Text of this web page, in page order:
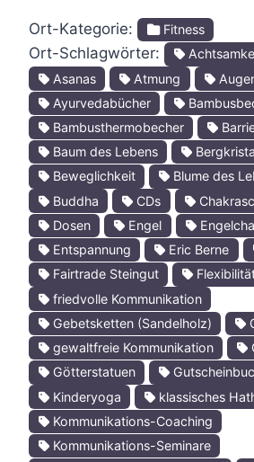
Ort-Kategorie: Fitness
Ort-Schlagwörter:
Asanas
Atmung
Ayurvedabücher
Bambusthermobecher
Baum des Lebens
Beweglichkeit
Blume des
Buddha
CDs
Dosen
Engel
Entspannung
Eric Berne
Fairtrade Steingut
friedvolle Kommunikation
Gebetsketten (Sandelholz)
gewaltfreie Kommunikation
Götterstatuen
Kinderyoga
klassisches
Kommunikations-Coaching
Kommunikations-Seminare